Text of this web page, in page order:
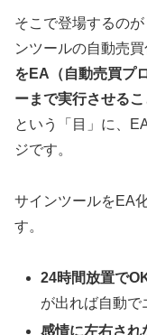
そこで登場するの
ンツールの自動売買
をEA（自動売買プ
ーまで実行させるこ
という「目」に、
ジです。
サインツールをEA
す。
24時間放置で
が出れば自動で
感情に左右され